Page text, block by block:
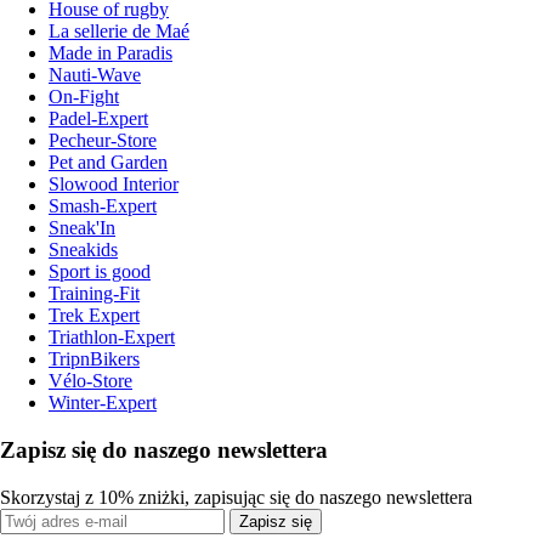
House of rugby
La sellerie de Maé
Made in Paradis
Nauti-Wave
On-Fight
Padel-Expert
Pecheur-Store
Pet and Garden
Slowood Interior
Smash-Expert
Sneak'In
Sneakids
Sport is good
Training-Fit
Trek Expert
Triathlon-Expert
TripnBikers
Vélo-Store
Winter-Expert
Zapisz się do naszego newslettera
Skorzystaj z 10% zniżki, zapisując się do naszego newslettera
Zapisz się